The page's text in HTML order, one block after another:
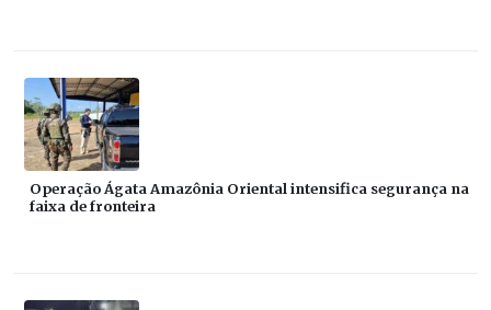
Operação Ágata Amazônia Oriental intensifica segurança na
faixa de fronteira